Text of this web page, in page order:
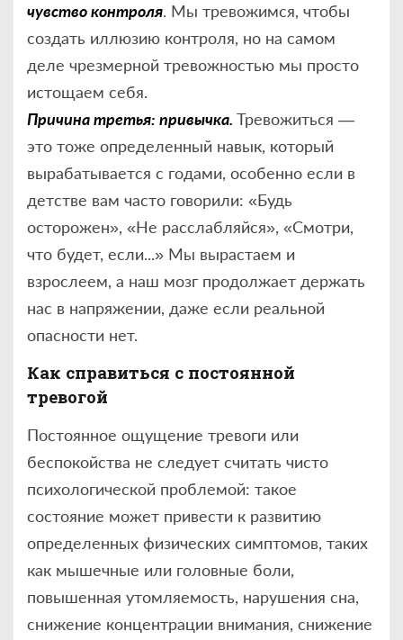
чувство контроля. Мы тревожимся, чтобы
создать иллюзию контроля, но на самом
деле чрезмерной тревожностью мы просто
истощаем себя.
Причина третья: привычка. Тревожиться —
это тоже определенный навык, который
вырабатывается с годами, особенно если в
детстве вам часто говорили: «Будь
осторожен», «Не расслабляйся», «Смотри,
что будет, если...» Мы вырастаем и
взрослеем, а наш мозг продолжает держать
нас в напряжении, даже если реальной
опасности нет.
Как справиться с постоянной
тревогой
Постоянное ощущение тревоги или
беспокойства не следует считать чисто
психологической проблемой: такое
состояние может привести к развитию
определенных физических симптомов, таких
как мышечные или головные боли,
повышенная утомляемость, нарушения сна,
снижение концентрации внимания, снижение